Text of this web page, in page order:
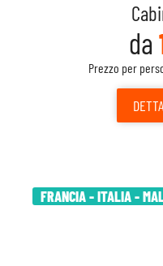
da
Prezzo per
FRANCIA - ITALIA -